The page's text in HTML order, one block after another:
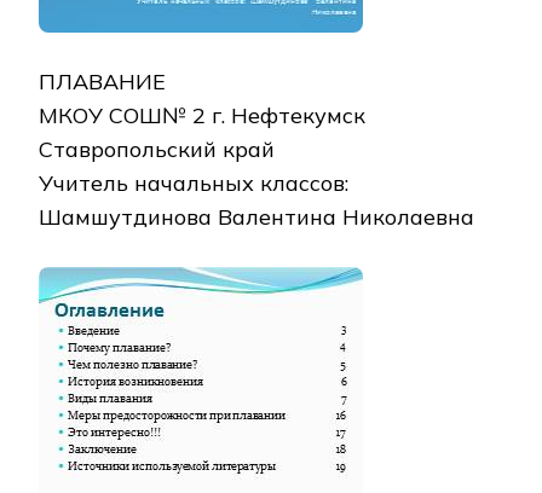
ПЛАВАНИЕ
МКОУ СОШ№ 2 г. Нефтекумск
Ставропольский край
Учитель начальных классов:
Шамшутдинова Валентина Николаевна